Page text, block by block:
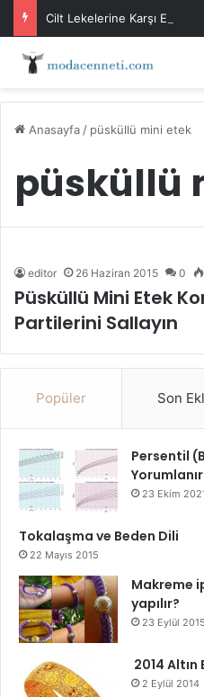
Cilt Lekelerine Karşı Evde
Anasayfa / püsküllü mini etek
püsküllü
editor 26 Haziran 2015 0
Püsküllü Mini Etek
Partilerini Sallayın
Popüler Son
Persentil
23 Ekim
Tokalaşma ve Beden Dili
22 Mayıs 2015
Makreme
yapılır?
23 Eylül 2015
2014
2 Eylül 2014